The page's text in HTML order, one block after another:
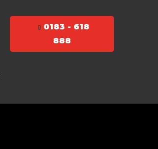
0183 - 618
888